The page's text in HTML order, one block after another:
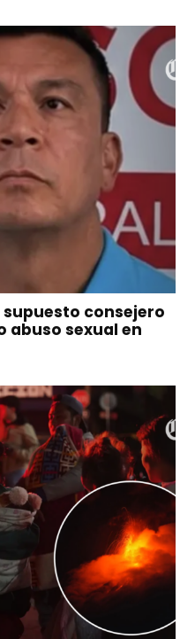
supuesto consejero
abuso sexual en